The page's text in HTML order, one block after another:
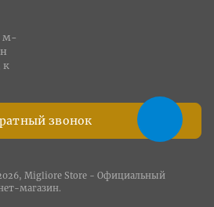
звонок
м-
к
Migliore Store - Официальный
магазин.